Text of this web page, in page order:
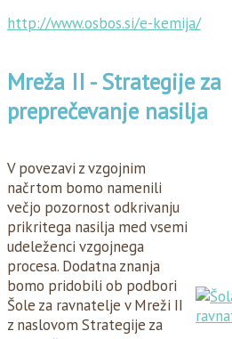
http://www.osbos.si/e-kemija/
Mreža II - Strategije za
preprečevanje nasilja
V povezavi z vzgojnim
načrtom bomo namenili
večjo pozornost odkrivanju
prikritega nasilja med vsemi
udeleženci vzgojnega
procesa. Dodatna znanja
bomo pridobili ob podbori
Šole za ravnatelje v Mreži II
z naslovom Strategije za